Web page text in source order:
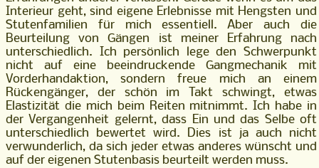
Interieur geht, sind eigene Erlebnisse mit Hengsten und
Stutenfamilien für mich essentiell. Aber auch die
Beurteilung von Gängen ist meiner Erfahrung nach
unterschiedlich. Ich persönlich lege den Schwerpunkt
nicht auf eine beeindruckende Gangmechanik mit
Vorderhandaktion, sondern freue mich an einem
Rückengänger, der schön im Takt schwingt, etwas
Elastizität die mich beim Reiten mitnimmt. Ich habe in
der Vergangenheit gelernt, dass Ein und das Selbe oft
unterschiedlich bewertet wird. Dies ist ja auch nicht
verwunderlich, da sich jeder etwas anderes wünscht und
auf der eigenen Stutenbasis beurteilt werden muss.